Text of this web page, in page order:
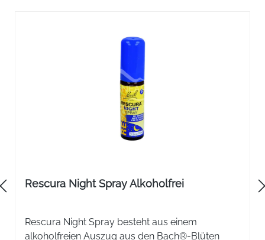
Rescura Night Spray Alkoholfrei
Rescura Night Spray besteht aus einem
alkoholfreien Auszug aus den Bach®-Blüten